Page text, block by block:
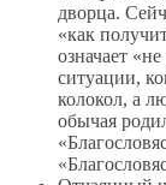
дворца.
«как
означает
ситуации,
колокол, а
обычая